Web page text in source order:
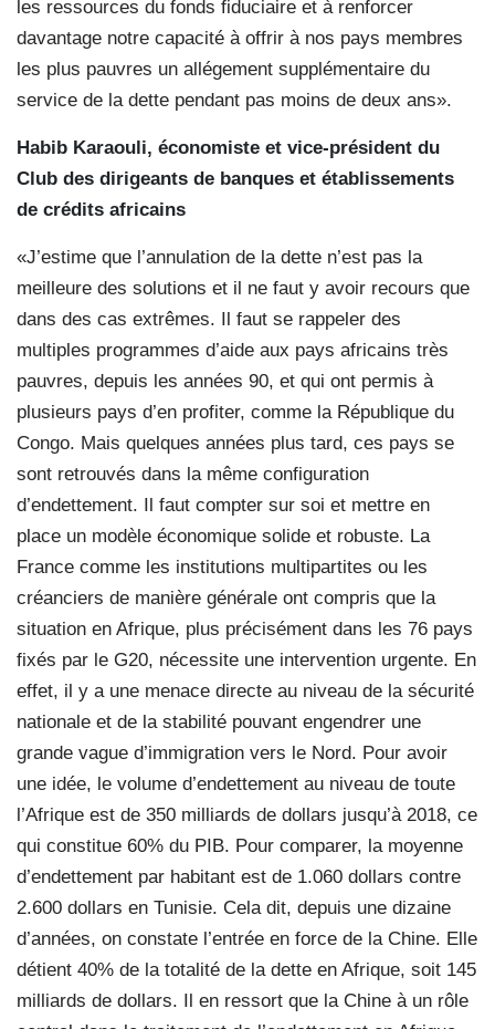
les ressources du fonds fiduciaire et à renforcer
davantage notre capacité à offrir à nos pays membres
les plus pauvres un allégement supplémentaire du
service de la dette pendant pas moins de deux ans».
Habib Karaouli, économiste et vice-président du
Club des dirigeants de banques et établissements
de crédits africains
«J’estime que l’annulation de la dette n’est pas la
meilleure des solutions et il ne faut y avoir recours que
dans des cas extrêmes. Il faut se rappeler des
multiples programmes d’aide aux pays africains très
pauvres, depuis les années 90, et qui ont permis à
plusieurs pays d’en profiter, comme la République du
Congo. Mais quelques années plus tard, ces pays se
sont retrouvés dans la même configuration
d’endettement. Il faut compter sur soi et mettre en
place un modèle économique solide et robuste. La
France comme les institutions multipartites ou les
créanciers de manière générale ont compris que la
situation en Afrique, plus précisément dans les 76 pays
fixés par le G20, nécessite une intervention urgente. En
effet, il y a une menace directe au niveau de la sécurité
nationale et de la stabilité pouvant engendrer une
grande vague d’immigration vers le Nord. Pour avoir
une idée, le volume d’endettement au niveau de toute
l’Afrique est de 350 milliards de dollars jusqu’à 2018, ce
qui constitue 60% du PIB. Pour comparer, la moyenne
d’endettement par habitant est de 1.060 dollars contre
2.600 dollars en Tunisie. Cela dit, depuis une dizaine
d’années, on constate l’entrée en force de la Chine. Elle
détient 40% de la totalité de la dette en Afrique, soit 145
milliards de dollars. Il en ressort que la Chine à un rôle